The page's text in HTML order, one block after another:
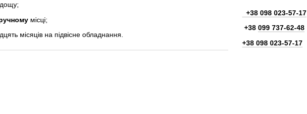
дощу;
місці;
місяців на підвісне обладнання.
+38 098 023-57-17
+38 099 737-62-48
+38 098 023-57-17